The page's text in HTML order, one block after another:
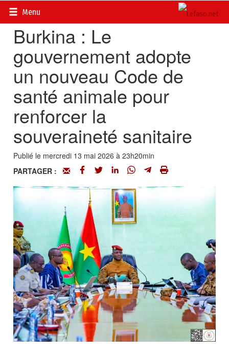
Menu
Accueil>
Burkina : Le
gouvernement adopte
un nouveau Code de
santé animale pour
renforcer la
souveraineté sanitaire
Publié le mercredi 13 mai 2026 à 23h20min
PARTAGER :